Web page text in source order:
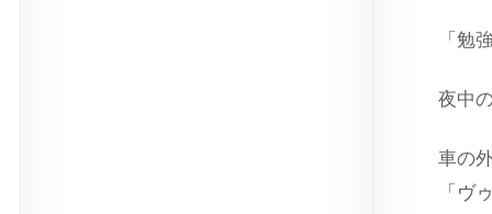
「勉
夜中
車の
「ヴ